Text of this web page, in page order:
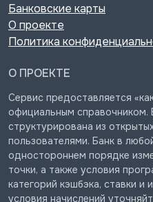
Банковские карты
О проекте
Политика
О ПРОЕКТЕ
Сервис предоставляется
официальным
структурирована из
пользователями. Банк в
одностороннем порядке
точки, а также условия
категорий кэшбэка, ставки и
условия начислений